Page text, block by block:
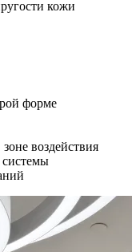
кожи
форме
воздействия
системы